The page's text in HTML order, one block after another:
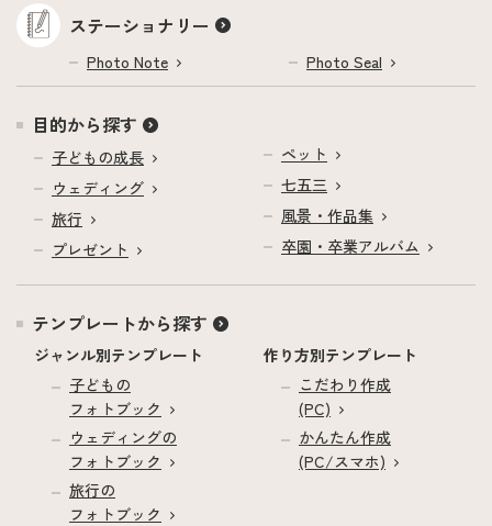
ステーショナリー
Photo Note Photo Seal
目的から探す
子どもの成長
ウェディング
旅行
プレゼント
ペット
七五三
風景・作品集
卒園・卒業アルバム
テンプレートから探す
ジャンル別テンプレート
子どもの
フォトブック
ウェディングの
フォトブック
旅行の
フォトブック
作り方別テンプレート
こだわり作成
(PC)
かんたん作成
(PC/スマホ)